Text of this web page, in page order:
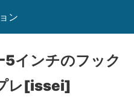
ン
インチのフック
レ[issei]